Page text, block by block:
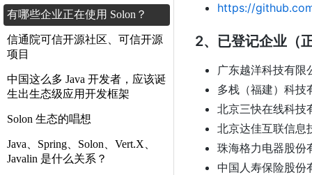
有哪些企业正在使用 Solon？
信通院可信开源社区、可信开源
项目
中国这么多 Java 开发者，应该诞
生出生态级应用开发框架
Solon 生态的唱想
Java、Spring、Solon、Vert.X、
Javalin 是什么关系？
https://
2、已登记企业（
广东越洋科技有限
多栈（福建）科技
北京三快在线科技
北京达佳互联信息
珠海格力电器股份
中国人寿保险股份